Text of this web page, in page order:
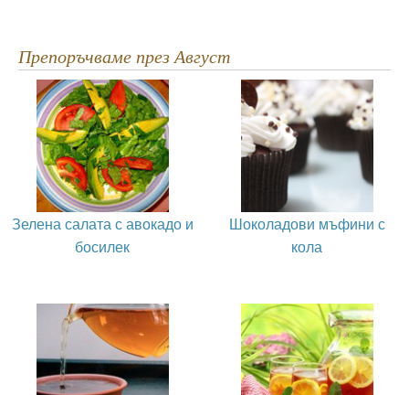
Препоръчваме през Август
Зелена салата с авокадо и
босилек
Шоколадови мъфини с
кола